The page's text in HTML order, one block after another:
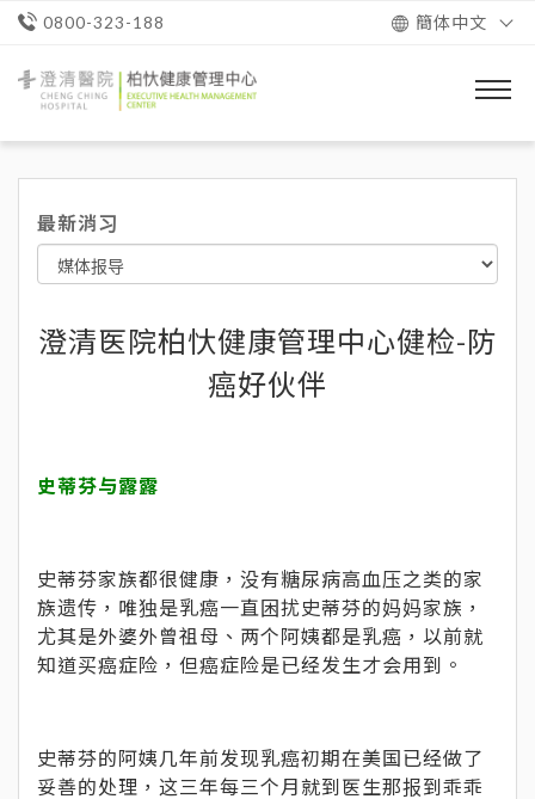
0800-323-188 簡体中文
清
院
最新消习
澄清医院柏忕健康管理中心健检-防
癌好伙伴
史蒂芬与露露
史蒂芬家族都很健康，没有糖尿病高血压之类的家
族遗传，唯独是乳癌一直困扰史蒂芬的妈妈家族，
尤其是外婆外曾祖母、两个阿姨都是乳癌，以前就
知道买癌症险，但癌症险是已经发生才会用到。
史蒂芬的阿姨几年前发现乳癌初期在美国已经做了
妥善的处理，这三年每三个月就到医生那报到乖乖